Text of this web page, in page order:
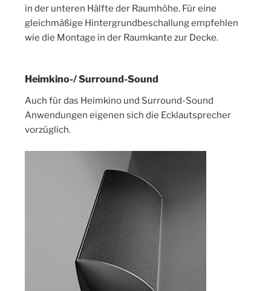
in der unteren Hälfte der Raumhöhe. Für eine
gleichmäßige Hintergrundbeschallung empfehlen
wie die Montage in der Raumkante zur Decke.
Heimkino-/ Surround-Sound
Auch für das Heimkino und Surround-Sound
Anwendungen eigenen sich die Ecklautsprecher
vorzüglich.